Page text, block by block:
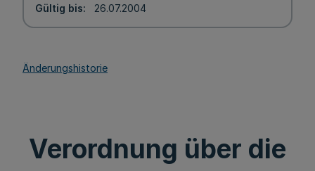
Gültig bis
26.07.2004
Änderungshistorie
Verordnung über die